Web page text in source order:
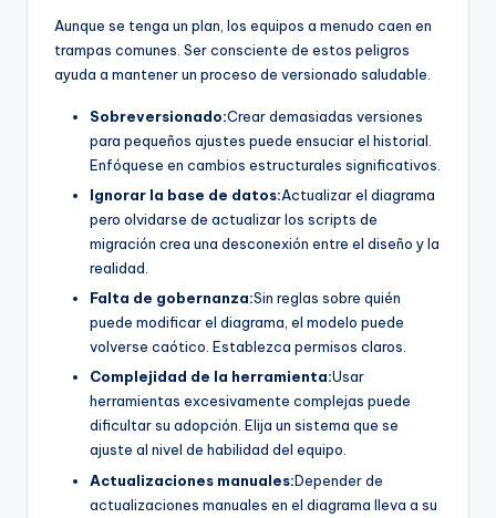
Aunque se tenga un plan, los equipos a menudo caen en
trampas comunes. Ser consciente de estos peligros
ayuda a mantener un proceso de versionado saludable.
Sobreversionado:Crear demasiadas versiones
para pequeños ajustes puede ensuciar el historial.
Enfóquese en cambios estructurales significativos.
Ignorar la base de datos:Actualizar el diagrama
pero olvidarse de actualizar los scripts de
migración crea una desconexión entre el diseño y la
realidad.
Falta de gobernanza:Sin reglas sobre quién
puede modificar el diagrama, el modelo puede
volverse caótico. Establezca permisos claros.
Complejidad de la herramienta:Usar
herramientas excesivamente complejas puede
dificultar su adopción. Elija un sistema que se
ajuste al nivel de habilidad del equipo.
Actualizaciones manuales:Depender de
actualizaciones manuales en el diagrama lleva a su